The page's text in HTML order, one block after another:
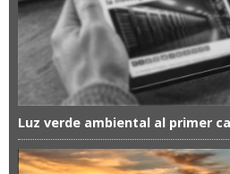
Luz verde ambiental al primer